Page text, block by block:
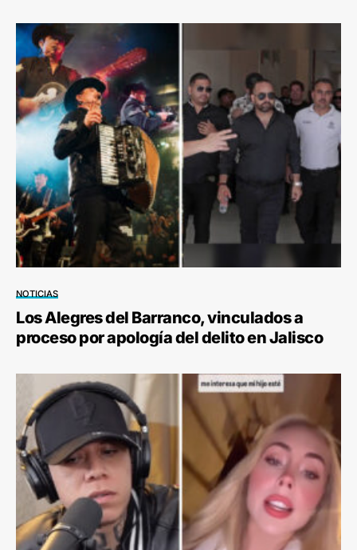
NOTICIAS
Los Alegres del Barranco, vinculados a
proceso por apología del delito en Jalisco